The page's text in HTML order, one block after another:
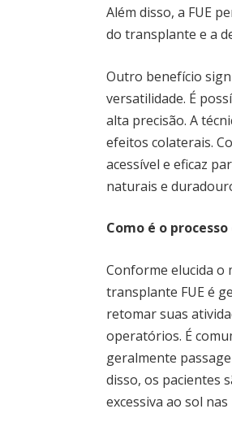
Além disso, a FUE
do transplante e a
Outro benefício
versatilidade. É
alta precisão. A
efeitos colaterais.
acessível e eficaz
naturais e
Como é o
Conforme elucida o
transplante FUE é
retomar suas
operatórios. É
geralmente
disso, os pacientes
excessiva ao sol